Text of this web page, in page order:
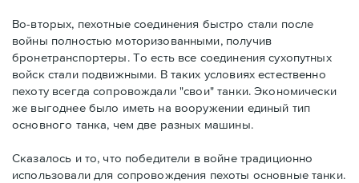
Во-вторых, пехотные соединения быстро стали после
войны полностью моторизованными, получив
бронетранспортеры. То есть все соединения сухопутных
войск стали подвижными. В таких условиях естественно
пехоту всегда сопровождали "свои" танки. Экономически
же выгоднее было иметь на вооружении единый тип
основного танка, чем две разных машины.
Сказалось и то, что победители в войне традиционно
использовали для сопровождения пехоты основные танки.